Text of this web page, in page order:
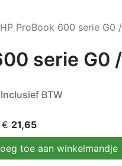
HP ProBook 600 serie G0
serie G0
Inclusief BTW
€ 21,65
toe aan winkelmandje